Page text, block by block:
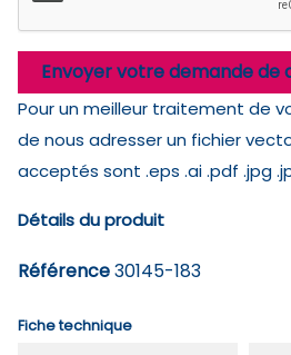
Envoyer votre demande de
Pour un meilleur traitement de
de nous adresser un fichier
acceptés sont .eps .ai .pdf .jpg
Détails du produit
Référence30145-183
Fiche technique